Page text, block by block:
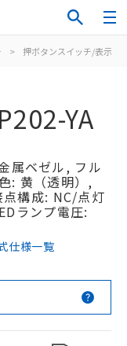
> 押ボタンスイッチ/表示灯
YA
属ベゼル, フル
: 黄（透明）,
構成: NC/点灯
ランプ電圧:
仕様一覧